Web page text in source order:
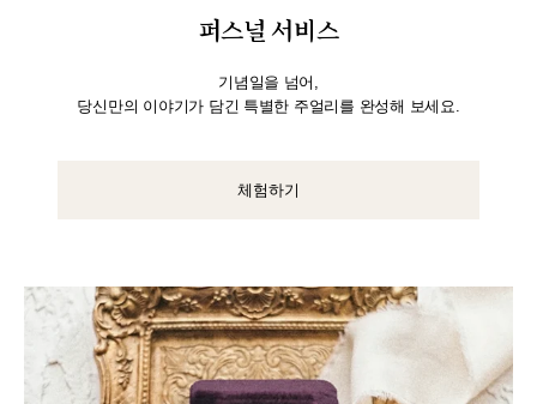
퍼스널 서비스
기념일을 넘어,
당신만의 이야기가 담긴 특별한 주얼리를 완성해 보세요.
체험하기